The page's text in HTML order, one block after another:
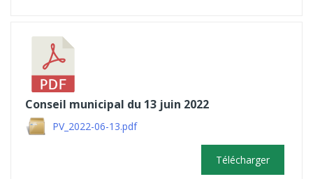
Conseil municipal du 13 juin 2022
PV_2022-06-13.pdf
Télécharger